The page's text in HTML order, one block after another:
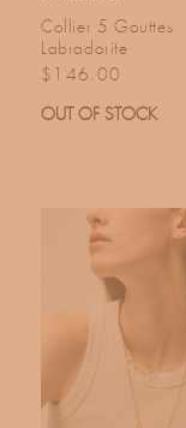
Collier 5 Gouttes
Labradorite
Prix habituel
$146.00
OUT OF STOCK